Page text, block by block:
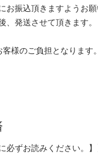
お振込頂きますようお願
、発送させて頂きます。
様のご負担となります。
必ずお読みください。】